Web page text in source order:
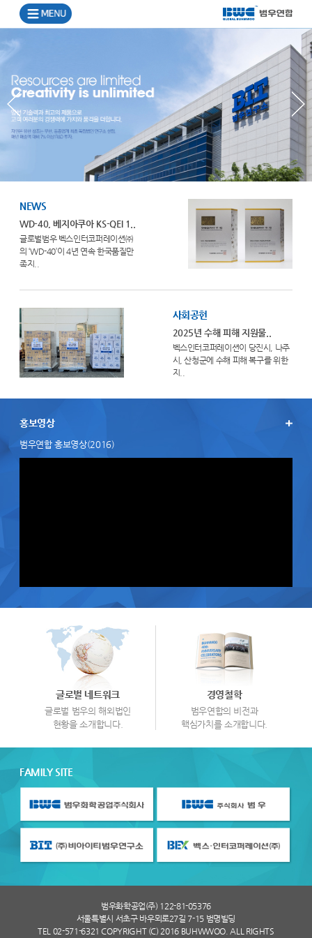
NEWS
WD-40, 베지아쿠아 KS-QEI 1..
글로벌범우 벡스인터코퍼레이션㈜
의 ‘WD-40’이 4년 연속 한국품질만
족지..
사회공헌
2025년 수해 피해 지원물..
벡스인터코퍼레이션이 당진시, 나주
시, 산청군에 수해 피해 복구를 위한
지..
홍보영상
범우연합 홍보영상(2016)
글로벌 네트워크
글로벌 범우의 해외법인
현황을 소개합니다.
경영철학
범우연합의 비전과
핵심가치를 소개합니다.
FAMILY SITE
범우화학공업(주) 122-81-05376
서울특별시 서초구 바우뫼로27길 7-15 범명빌딩
TEL 02-571-6321 COPYRIGHT (C) 2016 BUHWWOO. ALL RIGHTS